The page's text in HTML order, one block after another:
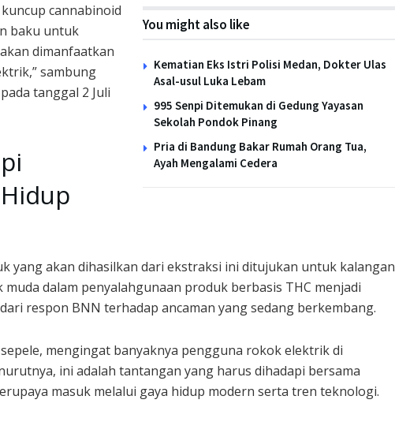
You might also like
Kematian Eks Istri Polisi Medan, Dokter Ulas
Asal-usul Luka Lebam
995 Senpi Ditemukan di Gedung Yayasan
Sekolah Pondok Pinang
Pria di Bandung Bakar Rumah Orang Tua,
Ayah Mengalami Cedera
cannabinoid
baku untuk
dimanfaatkan
sambung
tanggal 2 Juli
yang akan dihasilkan dari ekstraksi ini ditujukan untuk kalangan
dalam penyalahgunaan produk berbasis THC menjadi
respon BNN terhadap ancaman yang sedang berkembang.
mengingat banyaknya pengguna rokok elektrik di
ini adalah tantangan yang harus dihadapi bersama
masuk melalui gaya hidup modern serta tren teknologi.